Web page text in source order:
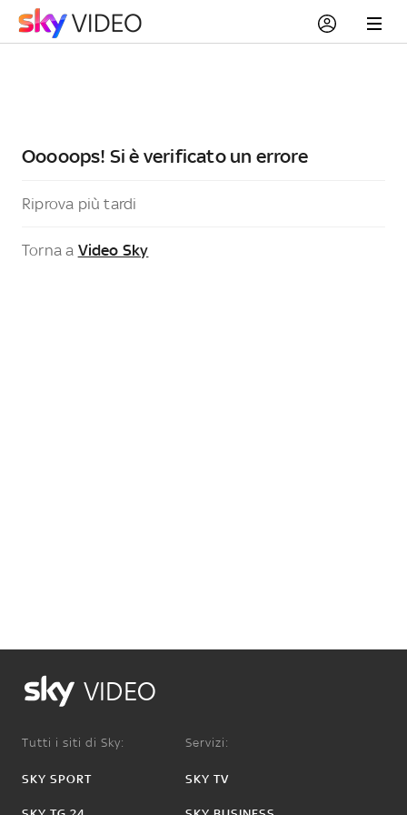
Ooooops! Si è verificato un errore
Riprova più tardi
Torna a Video Sky
VIDEO
Tutti i siti di Sky:
SKY SPORT
Servizi:
SKY TV